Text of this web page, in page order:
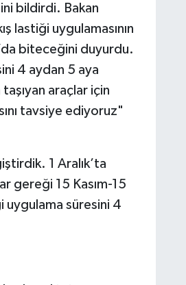
bildirdi. Bakan
lastiği uygulamasının
biteceğini duyurdu.
4 aydan 5 aya
araçlar için
tavsiye ediyoruz"
1 Aralık’ta
gereği 15 Kasım-15
uygulama süresini 4